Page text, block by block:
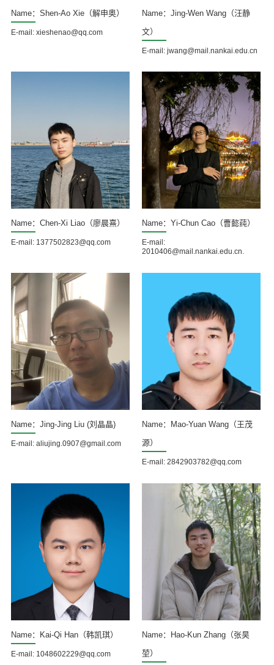
Name：Shen-Ao Xie（解申奥）
E-mail: xieshenao@qq.com
Name：Jing-Wen Wang（汪静
文）
E-mail: jwang@mail.nankai.edu.cn
Name：Chen-Xi Liao（廖晨熹）
E-mail: 1377502823@qq.com
Name：Yi-Chun Cao（曹懿莼）
E-mail:
2010406@mail.nankai.edu.cn.
Name：Jing-Jing Liu (刘晶晶)
E-mail: aliujing.0907@gmail.com
Name：Mao-Yuan Wang（王茂
源）
E-mail: 2842903782@qq.com
Name：Kai-Qi Han（韩凯琪）
E-mail: 1048602229@qq.com
Name：Hao-Kun Zhang（张昊
堃）